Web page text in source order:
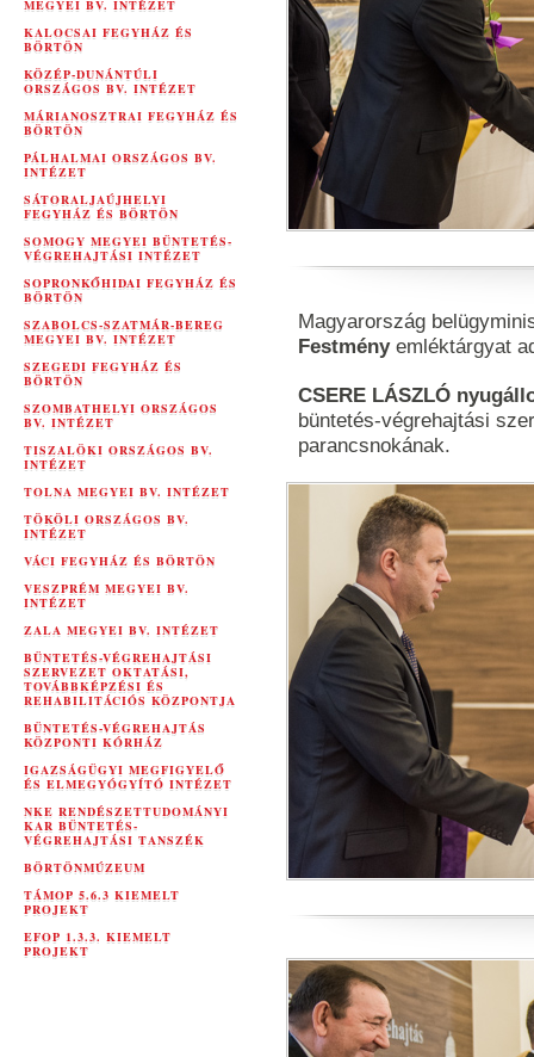
MEGYEI BV. INTÉZET
KALOCSAI FEGYHÁZ ÉS
BÖRTÖN
KÖZÉP-DUNÁNTÚLI
ORSZÁGOS BV. INTÉZET
MÁRIANOSZTRAI FEGYHÁZ ÉS
BÖRTÖN
PÁLHALMAI ORSZÁGOS BV.
INTÉZET
SÁTORALJAÚJHELYI
FEGYHÁZ ÉS BÖRTÖN
SOMOGY MEGYEI BÜNTETÉS-
VÉGREHAJTÁSI INTÉZET
SOPRONKŐHIDAI FEGYHÁZ ÉS
BÖRTÖN
SZABOLCS-SZATMÁR-BEREG
MEGYEI BV. INTÉZET
SZEGEDI FEGYHÁZ ÉS
BÖRTÖN
SZOMBATHELYI ORSZÁGOS
BV. INTÉZET
TISZALÖKI ORSZÁGOS BV.
INTÉZET
TOLNA MEGYEI BV. INTÉZET
TÖKÖLI ORSZÁGOS BV.
INTÉZET
VÁCI FEGYHÁZ ÉS BÖRTÖN
VESZPRÉM MEGYEI BV.
INTÉZET
ZALA MEGYEI BV. INTÉZET
BÜNTETÉS-VÉGREHAJTÁSI
SZERVEZET OKTATÁSI,
TOVÁBBKÉPZÉSI ÉS
REHABILITÁCIÓS KÖZPONTJA
BÜNTETÉS-VÉGREHAJTÁS
KÖZPONTI KÓRHÁZ
IGAZSÁGÜGYI MEGFIGYELŐ
ÉS ELMEGYÓGYÍTÓ INTÉZET
NKE RENDÉSZETTUDOMÁNYI
KAR BÜNTETÉS-
VÉGREHAJTÁSI TANSZÉK
BÖRTÖNMÚZEUM
TÁMOP 5.6.3 KIEMELT
PROJEKT
EFOP 1.3.3. KIEMELT
PROJEKT
Magyarország
Festményemléktárgyat
CSERE LÁSZLÓ
büntetés-végrehajtási
parancsnokának.